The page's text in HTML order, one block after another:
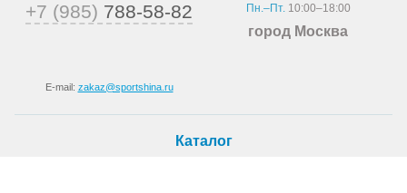
+7 (985) 788-58-82
E-mail: zakaz@sportshina.ru
Пн.–Пт.10:00–18:00
город Москва
Каталог